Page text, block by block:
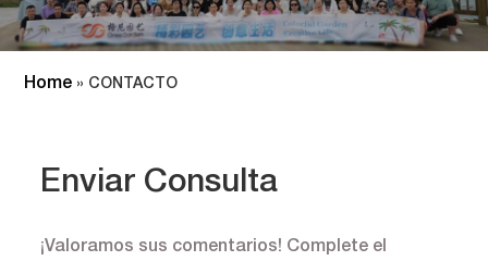
Home » CONTACTO
Enviar Consulta
¡Valoramos sus comentarios! Complete el